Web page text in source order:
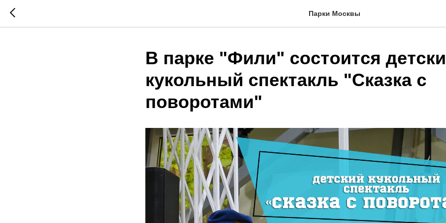
Парки Москвы
В парке "Фили" состоится
кукольный спектакль "Сказка с
поворотами"